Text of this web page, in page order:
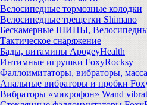
Велосипедные тормозные колодки
Велосипедные трещетки Shimano
Бескамерные ШИНЫ,
Тактическое снаряжение
Бады, витамины ApogeyHealth
Интимные игрушки FoxyRocksy
Фаллоимитаторы, вибраторы,
Анальные вибраторы и пробки
Вибраторы «микрофон» Wand